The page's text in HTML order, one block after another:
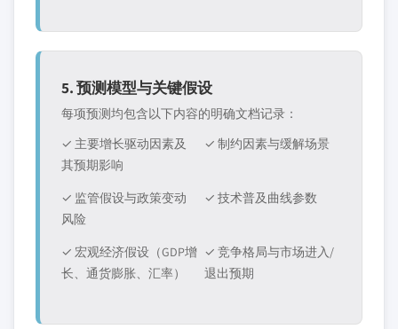
5. 预测模型与关键假设
每项预测均包含以下内容的明确文档记录：
✓ 主要增长驱动因素及
其预期影响
✓ 制约因素与缓解场景
✓ 监管假设与政策变动
风险
✓ 技术普及曲线参数
✓ 宏观经济假设（GDP增
长、通货膨胀、汇率）
✓ 竞争格局与市场进入/
退出预期